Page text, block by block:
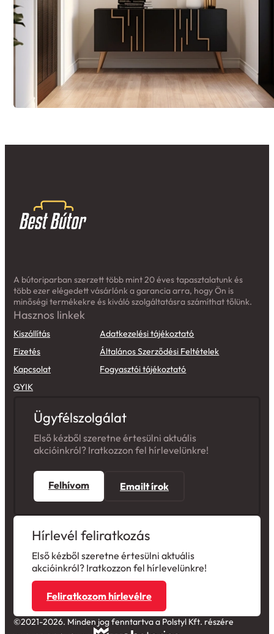
több ezer elégedett vásárlónk a garancia arra, hogy Ön is
minőségi termékekre és kiváló szolgáltatásra számíthat tőlünk.
Hasznos linkek
Kiszállítás
Fizetés
Kapcsolat
GYIK
Általános Szerződési Feltételek
Fogyasztói tájékoztató
Első kézből szeretne értesülni aktuális
akcióinkról? Iratkozzon fel hírlevelünkre!
Felhívom
Hírlevél feliratkozás
Első kézből szeretne értesülni aktuális
akcióinkról? Iratkozzon fel hírlevelünkre!
Feliratkozom hírlevélre
©2021-2026. Minden jog fenntartva a Polstyl Kft. részére
Weboldalt készítette: